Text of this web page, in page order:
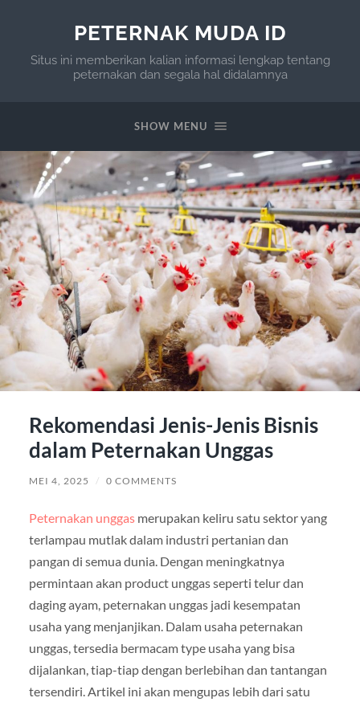
PETERNAK MUDA ID
Situs ini memberikan kalian informasi lengkap tentang
peternakan dan segala hal didalamnya
SHOW MENU
Rekomendasi Jenis-Jenis Bisnis
dalam Peternakan Unggas
MEI 4, 2025 / 0 COMMENTS
Peternakan unggasmerupakan keliru satu sektor yang
terlampau mutlak dalam industri pertanian dan
pangan di semua dunia. Dengan meningkatnya
permintaan akan product unggas seperti telur dan
daging ayam, peternakan unggas jadi kesempatan
usaha yang menjanjikan. Dalam usaha peternakan
unggas, tersedia bermacam type usaha yang bisa
dijalankan, tiap-tiap dengan berlebihan dan tantangan
tersendiri. Artikel ini akan mengupas lebih dari satu